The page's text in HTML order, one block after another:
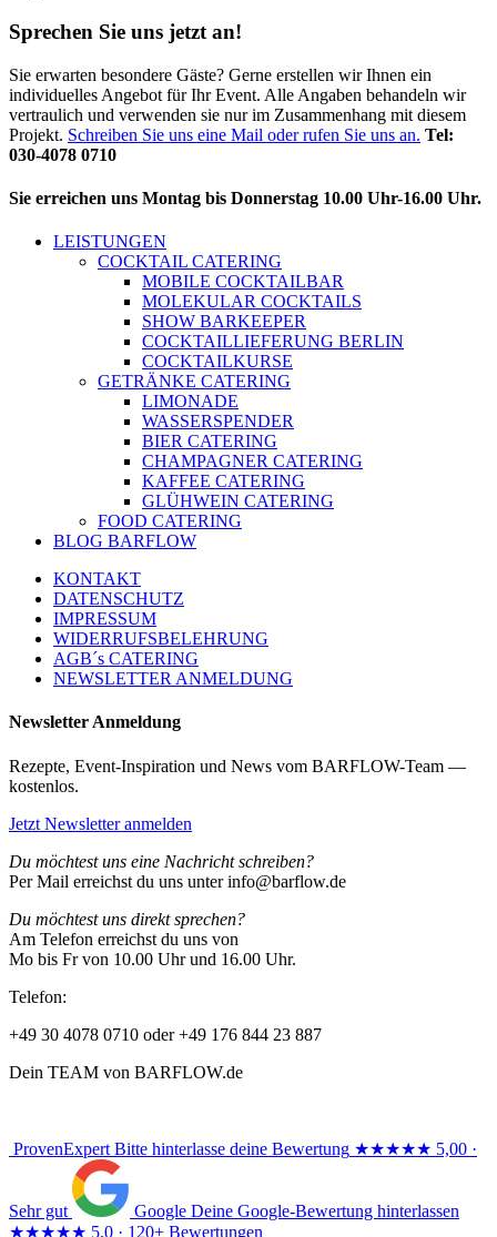
Sprechen Sie uns jetzt an!
Sie erwarten besondere Gäste? Gerne erstellen wir Ihnen ein
individuelles Angebot für Ihr Event. Alle Angaben behandeln wir
vertraulich und verwenden sie nur im Zusammenhang mit diesem
Projekt. Schreiben Sie uns eine Mail oder rufen Sie uns an. Tel:
030-4078 0710
Sie erreichen uns Montag bis Donnerstag 10.00 Uhr-16.00 Uhr.
LEISTUNGEN
COCKTAIL CATERING
MOBILE COCKTAILBAR
MOLEKULAR COCKTAILS
SHOW BARKEEPER
COCKTAILLIEFERUNG BERLIN
COCKTAILKURSE
GETRÄNKE CATERING
LIMONADE
WASSERSPENDER
BIER CATERING
CHAMPAGNER CATERING
KAFFEE CATERING
GLÜHWEIN CATERING
FOOD CATERING
BLOG BARFLOW
KONTAKT
DATENSCHUTZ
IMPRESSUM
WIDERRUFSBELEHRUNG
AGB´s CATERING
NEWSLETTER ANMELDUNG
Newsletter Anmeldung
Rezepte, Event-Inspiration und News vom BARFLOW-Team —
kostenlos.
Jetzt Newsletter anmelden
Du möchtest uns eine Nachricht schreiben?
Per Mail erreichst du uns unter info@barflow.de
Du möchtest uns direkt sprechen?
Am Telefon erreichst du uns von
Mo bis Fr von 10.00 Uhr und 16.00 Uhr.
Telefon:
+49 30 4078 0710 oder +49 176 844 23 887
Dein TEAM von BARFLOW.de
ProvenExpert Bitte hinterlasse deine Bewertung ★★★★★ 5,00 ·
Sehr gut Google Deine Google-Bewertung hinterlassen
★★★★★ 5,0 · 120+ Bewertungen